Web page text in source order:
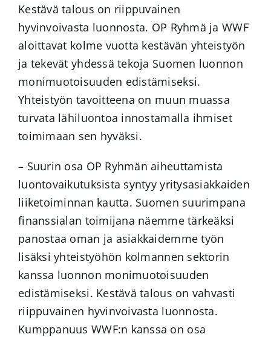
Kestävä talous on riippuvainen
hyvinvoivasta luonnosta. OP Ryhmä ja WWF
aloittavat kolme vuotta kestävän yhteistyön
ja tekevät yhdessä tekoja Suomen luonnon
monimuotoisuuden edistämiseksi.
Yhteistyön tavoitteena on muun muassa
turvata lähiluontoa innostamalla ihmiset
toimimaan sen hyväksi.
– Suurin osa OP Ryhmän aiheuttamista
luontovaikutuksista syntyy yritysasiakkaiden
liiketoiminnan kautta. Suomen suurimpana
finanssialan toimijana näemme tärkeäksi
panostaa oman ja asiakkaidemme työn
lisäksi yhteistyöhön kolmannen sektorin
kanssa luonnon monimuotoisuuden
edistämiseksi. Kestävä talous on vahvasti
riippuvainen hyvinvoivasta luonnosta.
Kumppanuus WWF:n kanssa on osa